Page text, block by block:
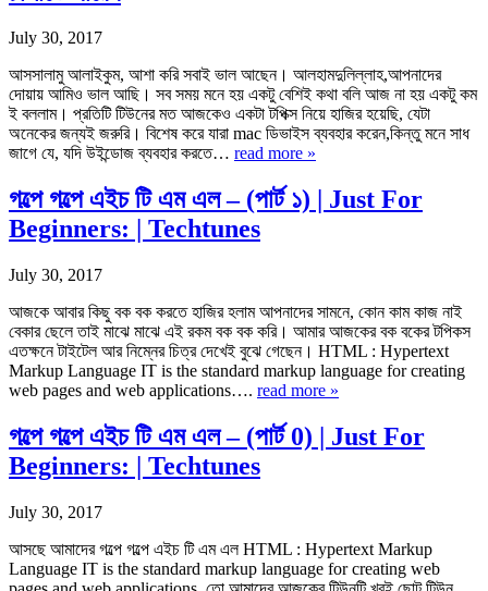
July 30, 2017
আসসালামু আলাইকুম, আশা করি সবাই ভাল আছেন। আলহামদুলিল্লাহ,আপনাদের
দোয়ায় আমিও ভাল আছি। সব সময় মনে হয় একটু বেশিই কথা বলি আজ না হয় একটু কম
ই বললাম। প্রতিটি টিউনের মত আজকেও একটা টপিক্স নিয়ে হাজির হয়েছি, যেটা
অনেকের জন্যই জরুরি। বিশেষ করে যারা mac ডিভাইস ব্যবহার করেন,কিন্তু মনে সাধ
জাগে যে, যদি উইন্ডোজ ব্যবহার করতে… read more »
গল্পে গল্পে এইচ টি এম এল – (পার্ট ১) | Just For
Beginners: | Techtunes
July 30, 2017
আজকে আবার কিছু বক বক করতে হাজির হলাম আপনাদের সামনে, কোন কাম কাজ নাই
বেকার ছেলে তাই মাঝে মাঝে এই রকম বক বক করি। আমার আজকের বক বকের টপিকস
এতক্ষনে টাইটেল আর নিম্নের চিত্র দেখেই বুঝে গেছেন। HTML : Hypertext
Markup Language IT is the standard markup language for creating
web pages and web applications…. read more »
গল্পে গল্পে এইচ টি এম এল – (পার্ট 0) | Just For
Beginners: | Techtunes
July 30, 2017
আসছে আমাদের গল্পে গল্পে এইচ টি এম এল HTML : Hypertext Markup
Language IT is the standard markup language for creating web